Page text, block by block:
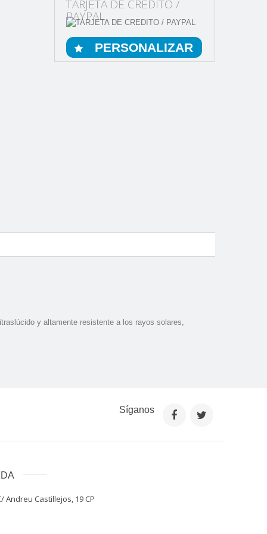
TARJETA DE CREDITO /
PAYPAL
PERSONALIZAR
y altamente resistente a los rayos solares,
Síganos
Andreu Castillejos, 19 CP